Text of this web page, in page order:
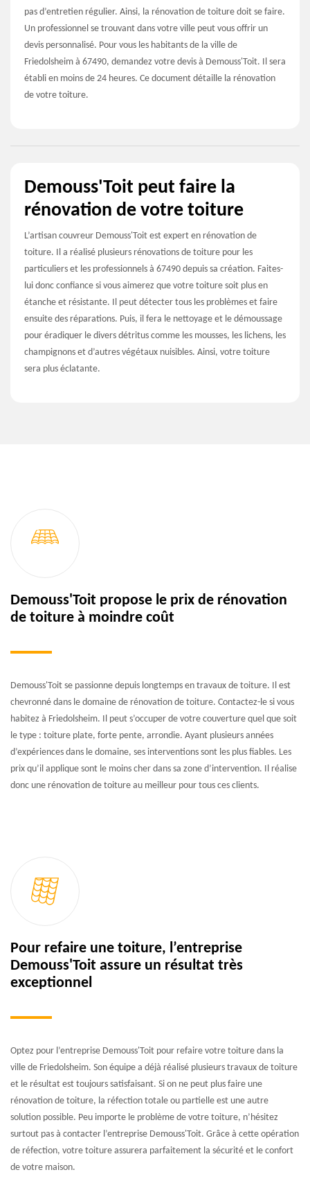
pas d’entretien régulier. Ainsi, la rénovation de toiture doit se faire.
Un professionnel se trouvant dans votre ville peut vous offrir un
devis personnalisé. Pour vous les habitants de la ville de
Friedolsheim à 67490, demandez votre devis à Demouss'Toit. Il sera
établi en moins de 24 heures. Ce document détaille la rénovation
de votre toiture.
Demouss'Toit peut faire la
rénovation de votre toiture
L’artisan couvreur Demouss'Toit est expert en rénovation de
toiture. Il a réalisé plusieurs rénovations de toiture pour les
particuliers et les professionnels à 67490 depuis sa création. Faites-
lui donc confiance si vous aimerez que votre toiture soit plus en
étanche et résistante. Il peut détecter tous les problèmes et faire
ensuite des réparations. Puis, il fera le nettoyage et le démoussage
pour éradiquer le divers détritus comme les mousses, les lichens, les
champignons et d’autres végétaux nuisibles. Ainsi, votre toiture
sera plus éclatante.
Demouss'Toit propose le prix de rénovation
de toiture à moindre coût
Demouss'Toit se passionne depuis longtemps en travaux de toiture. Il est
chevronné dans le domaine de rénovation de toiture. Contactez-le si vous
habitez à Friedolsheim. Il peut s’occuper de votre couverture quel que soit
le type : toiture plate, forte pente, arrondie. Ayant plusieurs années
d’expériences dans le domaine, ses interventions sont les plus fiables. Les
prix qu’il applique sont le moins cher dans sa zone d’intervention. Il réalise
donc une rénovation de toiture au meilleur pour tous ces clients.
Pour refaire une toiture, l’entreprise
Demouss'Toit assure un résultat très
exceptionnel
Optez pour l’entreprise Demouss'Toit pour refaire votre toiture dans la
ville de Friedolsheim. Son équipe a déjà réalisé plusieurs travaux de toiture
et le résultat est toujours satisfaisant. Si on ne peut plus faire une
rénovation de toiture, la réfection totale ou partielle est une autre
solution possible. Peu importe le problème de votre toiture, n’hésitez
surtout pas à contacter l’entreprise Demouss'Toit. Grâce à cette opération
de réfection, votre toiture assurera parfaitement la sécurité et le confort
de votre maison.